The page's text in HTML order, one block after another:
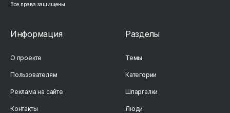
Все права защищены
Информация
О проекте
Пользователям
Реклама на сайте
Контакты
Разделы
Темы
Категории
Шпаргалки
Люди